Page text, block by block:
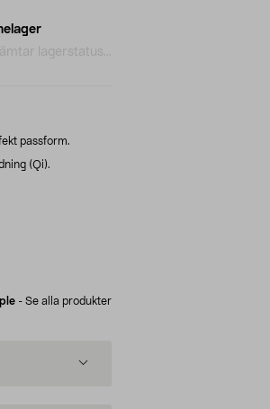
lagerstatus...
passform.
(Qi).
- Se alla produkter